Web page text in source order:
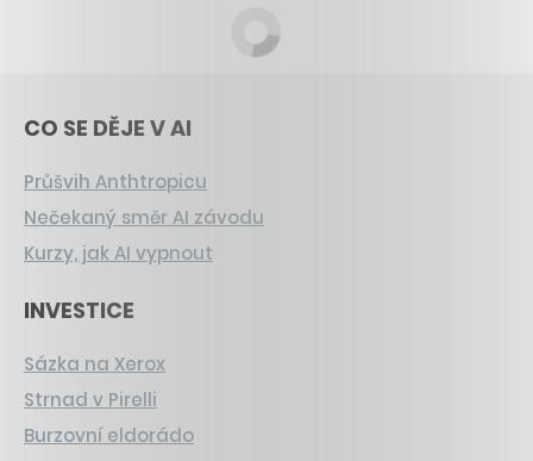
CO SE DĚJE V AI
Průšvih Anthtropicu
Nečekaný směr AI závodu
Kurzy, jak AI vypnout
INVESTICE
Sázka na Xerox
Strnad v Pirelli
Burzovní eldorádo